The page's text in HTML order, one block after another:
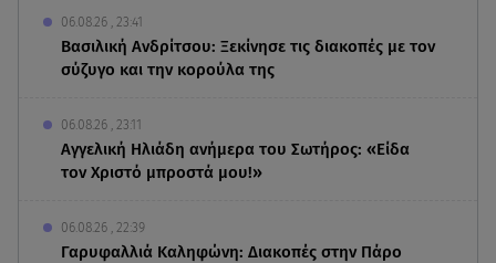
06.08.26 , 23:41
Βασιλική Ανδρίτσου: Ξεκίνησε τις διακοπές με τον
σύζυγο και την κορούλα της
06.08.26 , 23:11
Αγγελική Ηλιάδη ανήμερα του Σωτήρος: «Είδα
τον Χριστό μπροστά μου!»
06.08.26 , 22:39
Γαρυφαλλιά Καληφώνη: Διακοπές στην Πάρο